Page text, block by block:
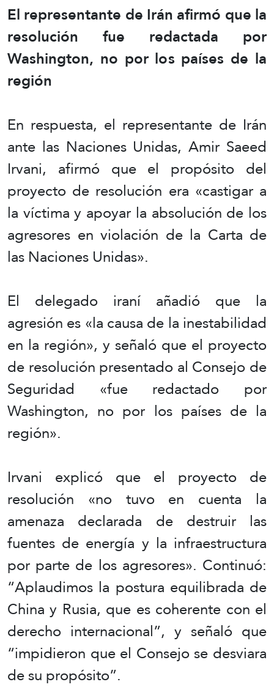
El representante de Irán afirmó que la
resolución fue redactada por
Washington, no por los países de la
región
En respuesta, el representante de Irán
ante las Naciones Unidas, Amir Saeed
Irvani, afirmó que el propósito del
proyecto de resolución era «castigar a
la víctima y apoyar la absolución de los
agresores en violación de la Carta de
las Naciones Unidas».
El delegado iraní añadió que la
agresión es «la causa de la inestabilidad
en la región», y señaló que el proyecto
de resolución presentado al Consejo de
Seguridad «fue redactado por
Washington, no por los países de la
región».
Irvani explicó que el proyecto de
resolución «no tuvo en cuenta la
amenaza declarada de destruir las
fuentes de energía y la infraestructura
por parte de los agresores». Continuó:
“Aplaudimos la postura equilibrada de
China y Rusia, que es coherente con el
derecho internacional”, y señaló que
“impidieron que el Consejo se desviara
de su propósito”.